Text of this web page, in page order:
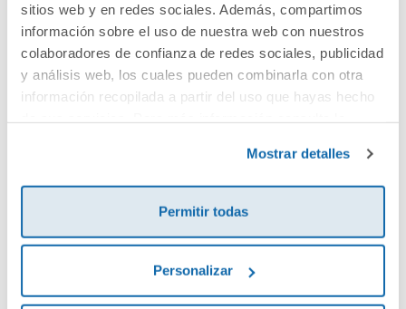
sitios web y en redes sociales. Además, compartimos
información sobre el uso de nuestra web con nuestros
colaboradores de confianza de redes sociales, publicidad
y análisis web, los cuales pueden combinarla con otra
información recopilada a partir del uso que hayas hecho
Mostrar detalles
Permitir todas
Personalizar
Cuéntanos tu opinión
¡Sé el primero en valorar este producto!